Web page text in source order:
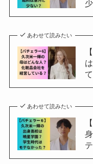
あわせて読みたい
あわせて読みたい